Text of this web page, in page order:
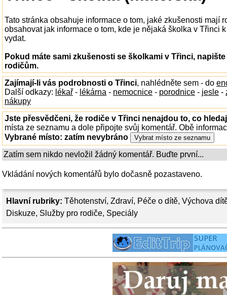
Hlavní rubriky: Těhotenství, Zdraví, Péče o dítě, Výchova
Diskuze, Služby pro rodiče, Speciály
Tato stránka obsahuje informace o tom, jaké zkušenosti mají
obsahovat jak informace o tom, kde je nějaká školka v Třinci
vydat.
Pokud máte sami zkušenosti se školkami v Třinci,
rodičům.
Zajímají-li vás podrobnosti o Třinci, nahlédněte sem - do
Další odkazy: lékař - lékárna - nemocnice - porodnice - jesle -
nákupy
Jste přesvědčeni, že rodiče v Třinci nenajdou to, co
místa ze seznamu a dole připojte svůj komentář. Obě
Vybrané místo: zatím nevybráno
Zatím sem nikdo nevložil žádný komentář. Buďte první...
Vkládání nových komentářů bylo dočasně pozastaveno.